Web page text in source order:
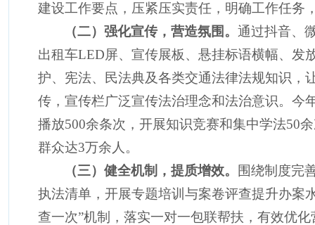
建设工作要点，压紧压实责任，明确工作任务
（二）强化宣传，营造氛围。通过抖音、
出租车LED屏、宣传展板、悬挂标语横幅、发
护、宪法、民法典及各类交通法律法规知识，
传 ，宣传栏广泛宣传法治理念和法治意识。今
播放500余条次，开展知识竞赛和集中学法50
群众达3万余人。
（三）健全机制，提质增效。
围绕制度完
执法清单，开展专题培训与案卷评查提升办案
查一次”机制，落实一对一包联帮扶，有效优